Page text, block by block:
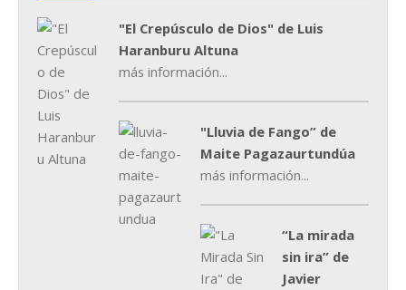
"El Crepúsculo de Dios" de Luis
Haranburu Altuna
más información...
"Lluvia de Fango” de
Maite Pagazaurtundúa
más información...
“La mirada
sin ira” de
Javier